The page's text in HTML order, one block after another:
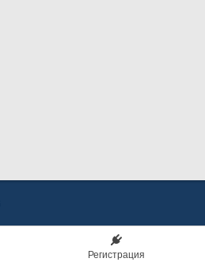
Регистрация